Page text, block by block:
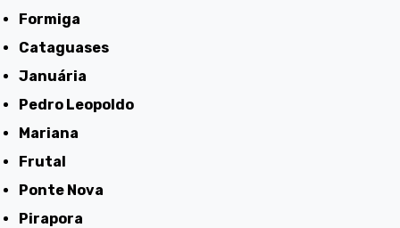
Formiga
Cataguases
Januária
Pedro Leopoldo
Mariana
Frutal
Ponte Nova
Pirapora